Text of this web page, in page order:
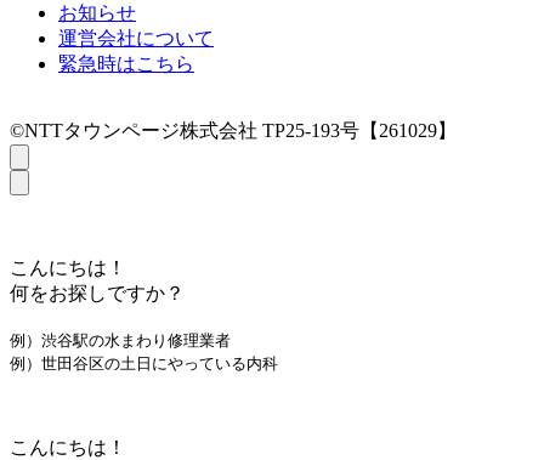
お知らせ
運営会社について
緊急時はこちら
©NTTタウンページ株式会社 TP25-193号【261029】
こんにちは！
何をお探しですか？
例）渋谷駅の水まわり修理業者
例）世田谷区の土日にやっている内科
こんにちは！